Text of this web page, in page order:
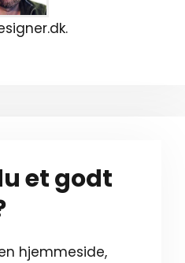
et godt
hjemmeside,